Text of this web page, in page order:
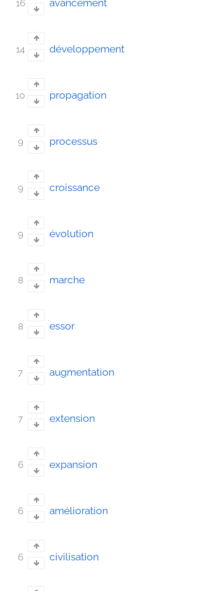
16 avancement
14 développement
10 propagation
9 processus
9 croissance
9 évolution
8 marche
8 essor
7 augmentation
7 extension
6 expansion
6 amélioration
6 civilisation